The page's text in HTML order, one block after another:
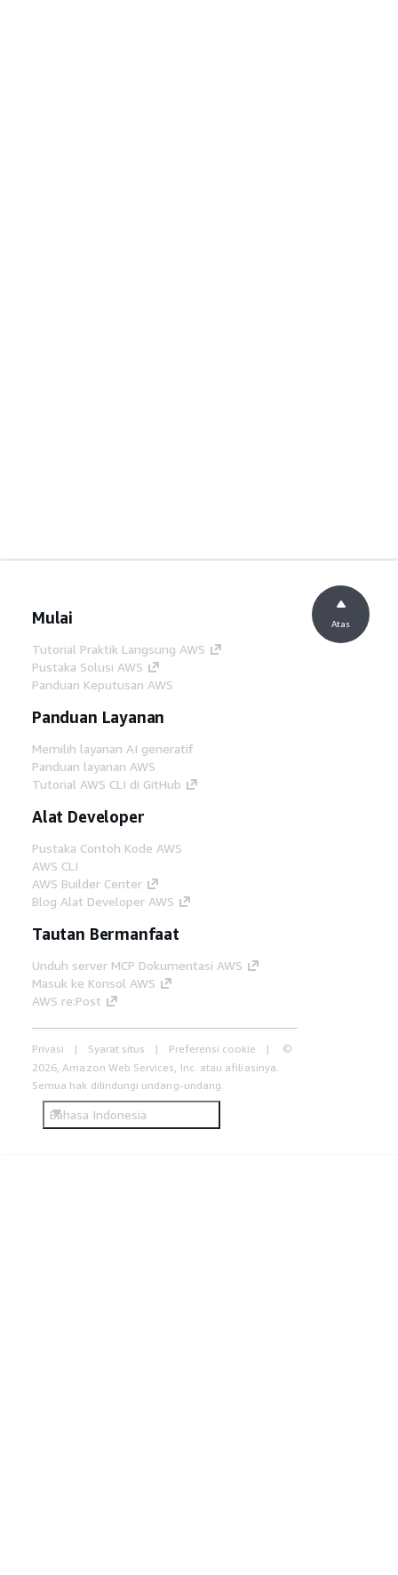
Mulai
Tutorial Praktik Langsung AWS
Pustaka Solusi AWS
Panduan Keputusan AWS
Panduan Layanan
Memilih layanan AI generatif
Panduan layanan AWS
Tutorial AWS CLI di GitHub
Alat Developer
Pustaka Contoh Kode AWS
AWS CLI
AWS Builder Center
Blog Alat Developer AWS
Tautan Bermanfaat
Unduh server MCP Dokumentasi AWS
Masuk ke Konsol AWS
AWS re:Post
Privasi Syarat situs Preferensi cookie
©
2026, Amazon Web Services, Inc. atau afiliasinya.
Semua hak dilindungi undang-undang.
Bahasa Indonesia
Atas